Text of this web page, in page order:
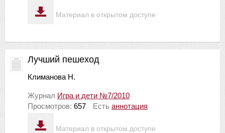
Материал в открытом доступе
Материал в открытом доступе
Лучший пешеход
Климанова Н.
Журнал Игра и дети №7/2010
Просмотров: 657 Есть аннотация